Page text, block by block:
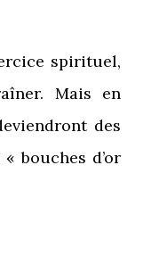
spirituel,
Mais en
des
bouches d’or